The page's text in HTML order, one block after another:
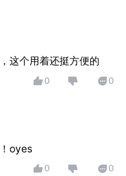
这个用着还挺方便的
0 0
oyes
0 0